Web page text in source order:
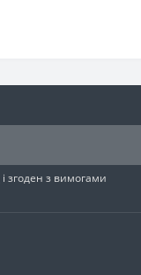
і згоден з вимогами